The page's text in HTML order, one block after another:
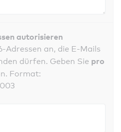
autorisieren
Adressen an, die E-Mails
dürfen. Geben Sie pro
Format: